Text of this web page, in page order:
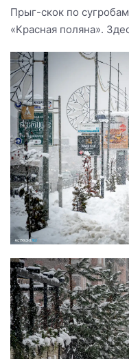
Прыг-скок по
«Красная поляна».